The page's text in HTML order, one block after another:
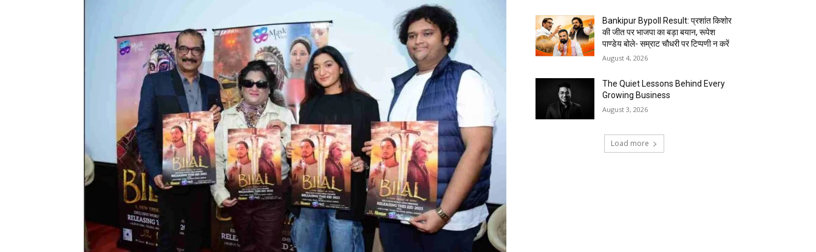
Bankipur Bypoll Result: प्रशांत किशोर
की जीत पर भाजपा का बड़ा बयान, रूपेश
पाण्डेय बोले- सम्राट चौधरी पर टिप्पणी न करें
August 4, 2026
The Quiet Lessons Behind Every
Growing Business
August 3, 2026
Load more